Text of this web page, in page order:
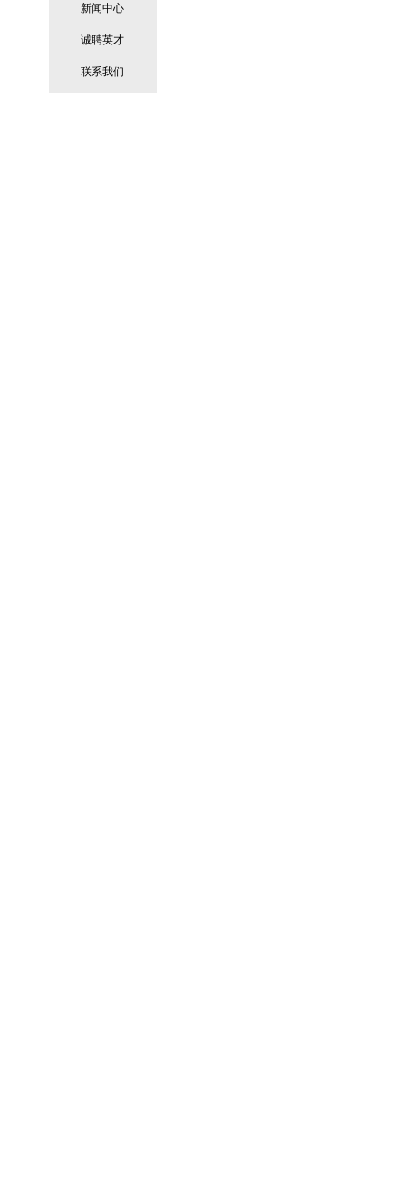
新闻中心
诚聘英才
联系我们